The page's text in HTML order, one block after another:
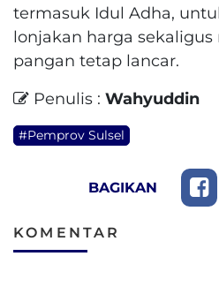
termasuk Idul Adha,
lonjakan harga
pangan tetap lancar.
Penulis : Wahyuddin
#Pemprov Sulsel
BAGIKAN
KOMENTAR